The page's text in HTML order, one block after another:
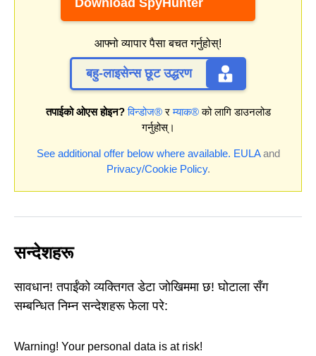
आफ्नो व्यापार पैसा बचत गर्नुहोस्!
बहु-लाइसेन्स छूट उद्धरण
तपाईको ओएस होइन? विन्डोज®रम्याक®को लागि डाउनलोड
गर्नुहोस्।
See additional offer below where available. EULAand
Privacy/Cookie Policy.
सन्देशहरू
सावधान! तपाईंको व्यक्तिगत डेटा जोखिममा छ! घोटाला सँग
सम्बन्धित निम्न सन्देशहरू फेला परे:
Warning! Your personal data is at risk!